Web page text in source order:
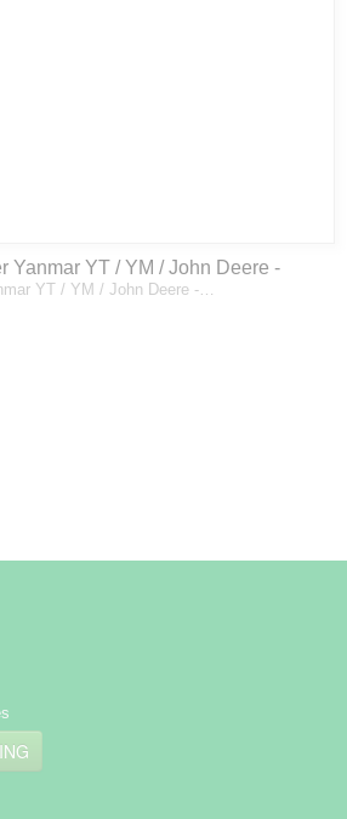
Yanmar YT / YM / John Deere -
YT / YM / John Deere -…